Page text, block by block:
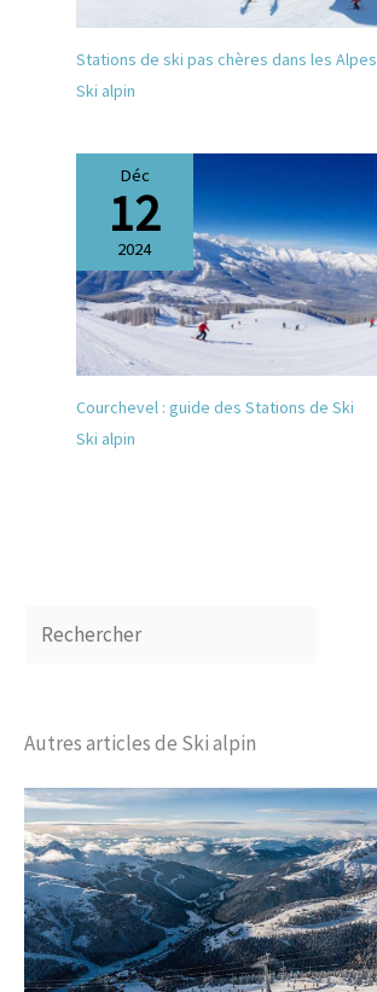
Stations de ski pas chères dans les Alpes
Ski alpin
Déc
12
2024
Courchevel : guide des Stations de Ski
Ski alpin
Autres articles de Ski alpin